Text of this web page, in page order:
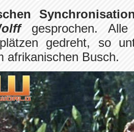
gesprochen.
gedreht, so
afrikanischen Busch.